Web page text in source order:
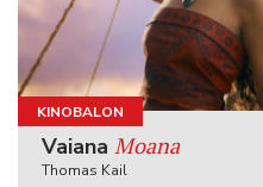
KINOBALON
Vaiana Moana
Thomas Kail